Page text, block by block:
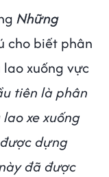
Những
cho biết phân
xuống vực
tiên là phân
xe xuống
dựng
đã được